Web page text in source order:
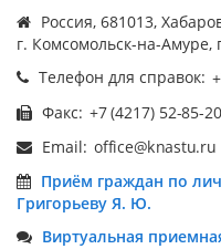
Россия, 681013,
г. Комсомольск-на-Амуре,
Телефон для справок:
Факс:
Email:
Приём граждан по
Григорьеву Я. Ю.
Виртуальная